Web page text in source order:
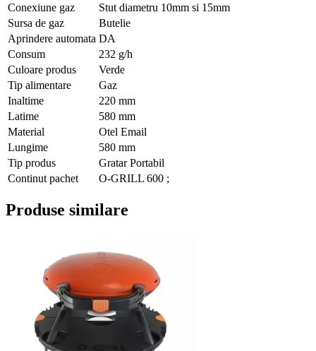
Conexiune gaz
Stut diametru 10mm si 15mm
Sursa de gaz
Butelie
Aprindere automata DA
Consum
232 g/h
Culoare produs
Verde
Tip alimentare
Gaz
Inaltime
220 mm
Latime
580 mm
Material
Otel Email
Lungime
580 mm
Tip produs
Gratar Portabil
Continut pachet
O-GRILL 600 ;
Produse similare